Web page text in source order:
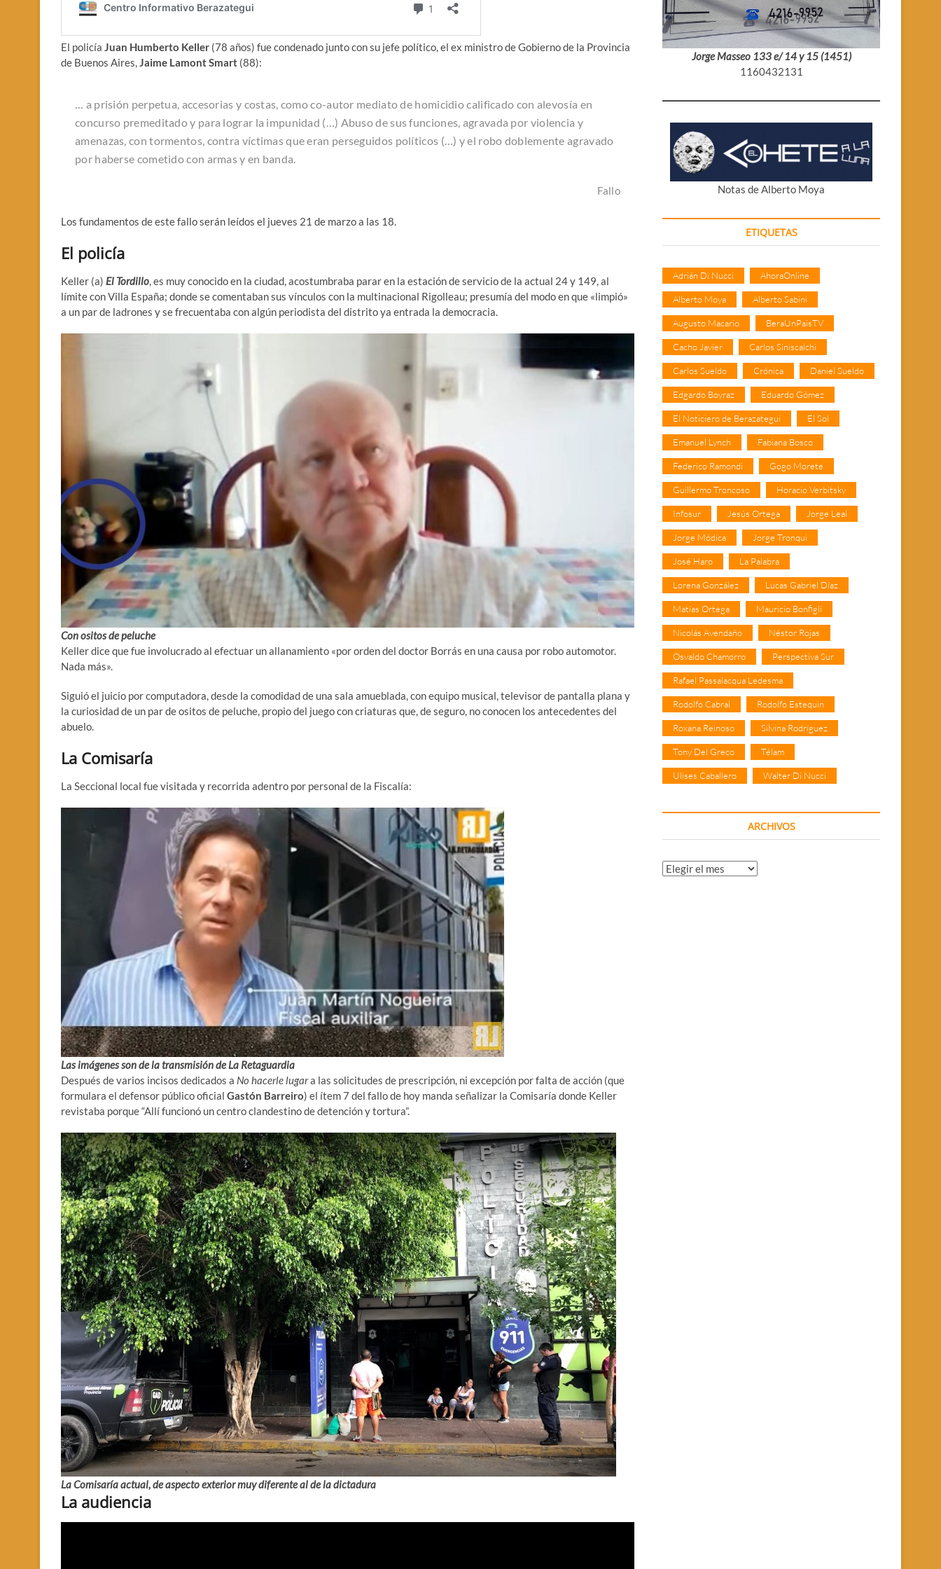
El policía Juan Humberto Keller (78 años) fue condenado junto con su jefe político, el ex ministro de Gobierno de la Provincia
de Buenos Aires,Jaime Lamont Smart (88):
… a prisión perpetua, accesorias y costas, como co-autor mediato de homicidio calificado con alevosía en
concurso premeditado y para lograr la impunidad (…) Abuso de sus funciones, agravada por violencia y
amenazas, con tormentos, contra víctimas que eran perseguidos políticos (…) y el robo doblemente agravado
por haberse cometido con armas y en banda.
Fallo
Los fundamentos de este fallo serán leídos el jueves 21 de marzo a las 18.
El policía
Keller (a) El Tordillo, es muy conocido en la ciudad, acostumbraba parar en la estación de servicio de la actual 24 y 149, al
límite con Villa España; donde se comentaban sus vínculos con la multinacional Rigolleau; presumía del modo en que «limpió»
a un par de ladrones y se frecuentaba con algún periodista del distrito ya entrada la democracia.
Con ositos de peluche
Keller dice que fue involucrado al efectuar un allanamiento «por orden del doctor Borrás en una causa por robo automotor.
Nada más».
Siguió el juicio por computadora, desde la comodidad de una sala amueblada, con equipo musical, televisor de pantalla plana y
la curiosidad de un par de ositos de peluche, propio del juego con criaturas que, de seguro, no conocen los antecedentes del
abuelo.
La Comisaría
La Seccional local fue visitada y recorrida adentro por personal de la Fiscalía:
Las imágenes son de la transmisión de La Retaguardia
Después de varios incisos dedicados a No hacerle lugara las solicitudes de prescripción, ni excepción por falta de acción (que
formulara el defensor público oficial Gastón Barreiro) el ítem 7 del fallo de hoy manda señalizar la Comisaría donde Keller
revistaba porque “Allí funcionó un centro clandestino de detención y tortura”.
La Comisaría actual, de aspecto exterior muy diferente al de la dictadura
La audiencia
Jorge Masseo 133 e/ 14 y 15 (1451)
1160432131
Notas de Alberto Moya
ETIQUETAS
Adrián Di Nucci AhoraOnline
Alberto Moya Alberto Sabini
Augusto Macario BeraUnPaisTV
Cacho Javier Carlos Siniscalchi
Carlos Sueldo Crónica Daniel Sueldo
Edgardo Boyraz Eduardo Gómez
El Noticiero de Berazategui El Sol
Emanuel Lynch Fabiana Bosco
Federico Ramondi Gogo Morete
Guillermo Troncoso Horacio Verbitsky
Infosur Jesús Ortega Jorge Leal
Jorge Módica Jorge Tronqui
José Haro La Palabra
Lorena González Lucas Gabriel Díaz
Matías Ortega Mauricio Bonfigli
Nicolás Avendaño Néstor Rojas
Osvaldo Chamorro Perspectiva Sur
Rafael Passalacqua Ledesma
Rodolfo Cabral Rodolfo Estequin
Roxana Reinoso Silvina Rodríguez
Tony Del Greco Télam
Ulises Caballero Walter Di Nucci
ARCHIVOS
Archivos